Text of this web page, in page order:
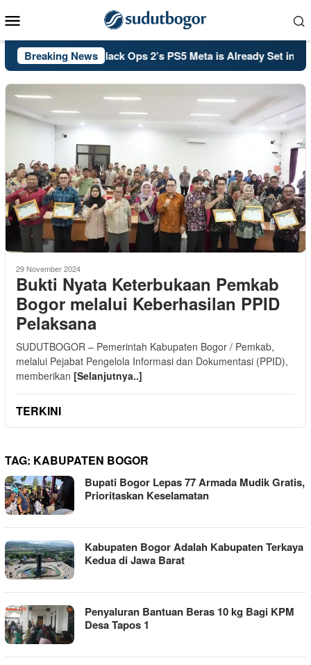
to
Menu
Breaking News
Call of Duty: Black Ops 2’s PS5 Meta is Already Set in Stone
29 November 2024
Bukti Nyata Keterbukaan Pemkab
Bogor melalui Keberhasilan PPID
Pelaksana
SUDUTBOGOR – Pemerintah Kabupaten Bogor / Pemkab,
melalui Pejabat Pengelola Informasi dan Dokumentasi (PPID),
memberikan [Selanjutnya..]
TERKINI
TAG: KABUPATEN BOGOR
Bupati Bogor Lepas 77 Armada Mudik Gratis,
Prioritaskan Keselamatan
Kabupaten Bogor Adalah Kabupaten Terkaya
Kedua di Jawa Barat
Penyaluran Bantuan Beras 10 kg Bagi KPM
Desa Tapos 1